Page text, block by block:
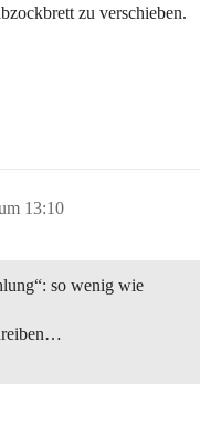
zu verschieben.
13:10
so wenig wie